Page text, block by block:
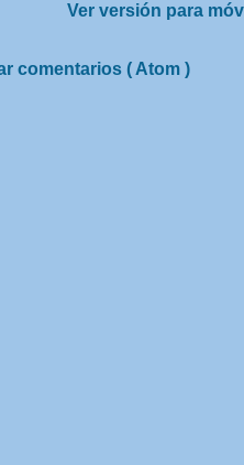
Ver versión para
comentarios ( Atom )